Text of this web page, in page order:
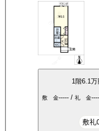
1階6.1万
敷 金----- /礼 金
敷礼